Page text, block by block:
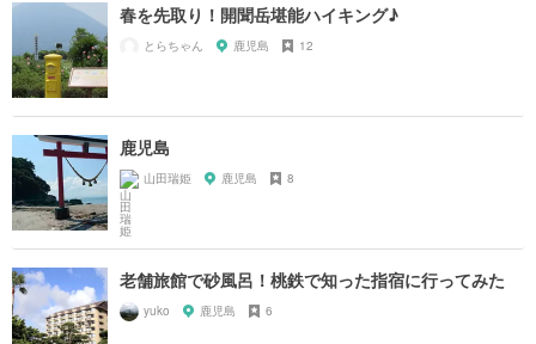
春を先取り！開聞岳堪能ハイキング♪
とらちゃん 鹿児島 12
鹿児島
山田瑞姫 鹿児島 8
老舗旅館で砂風呂！桃鉄で知った指宿に行ってみた
yuko 鹿児島 6